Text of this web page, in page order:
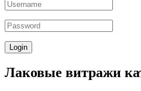
Лаковые витражи